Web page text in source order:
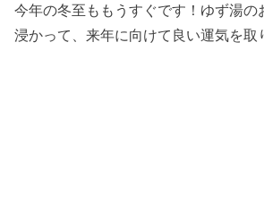
今年の冬至ももうすぐです！ゆず湯の
浸かって、来年に向けて良い運気を取